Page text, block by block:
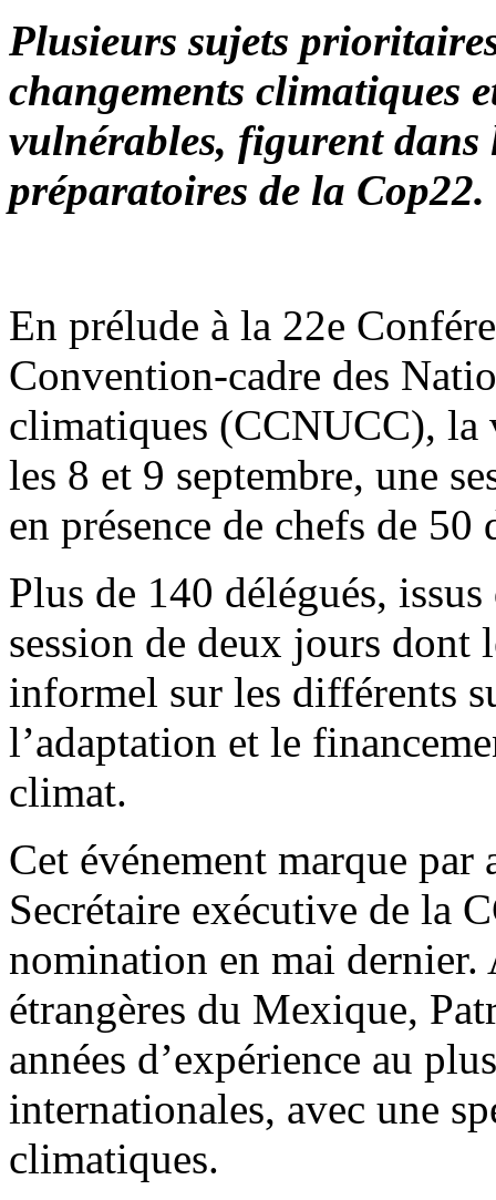
Plusieurs sujets
changements climatiques
vulnérables, figurent dans
préparatoires de la Cop22.
En prélude à la 22e
Convention-cadre des
climatiques (CCNUCC),
les 8 et 9 septembre, une
en présence de chefs de 50
Plus de 140 délégués,
session de deux jours dont
informel sur les différents
l’adaptation et le
climat.
Cet événement marque
Secrétaire exécutive de la
nomination en mai
étrangères du Mexique,
années d’expérience au
internationales, avec une
climatiques.